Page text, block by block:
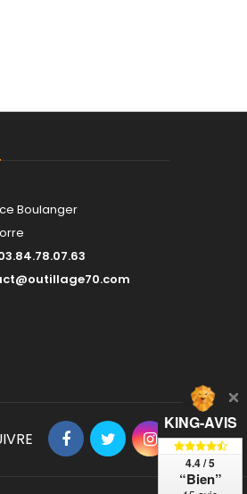
Boulanger
KING-AVIS
4.4 / 5
“Bien”